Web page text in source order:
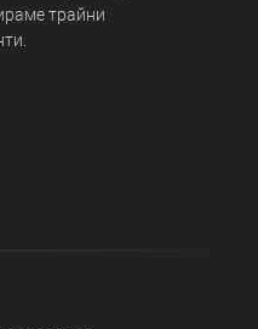
трайни